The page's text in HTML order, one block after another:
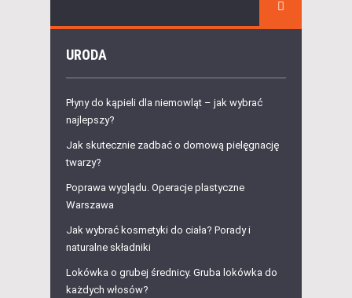
URODA
Płyny do kąpieli dla niemowląt – jak wybrać
najlepszy?
Jak skutecznie zadbać o domową pielęgnację
twarzy?
Poprawa wyglądu. Operacje plastyczne
Warszawa
Jak wybrać kosmetyki do ciała? Porady i
naturalne składniki
Lokówka o grubej średnicy. Gruba lokówka do
każdych włosów?